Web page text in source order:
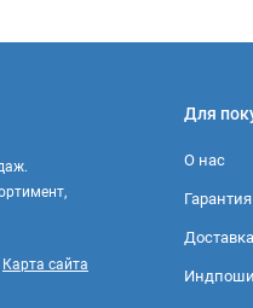
Карта сайта
Для
О нас